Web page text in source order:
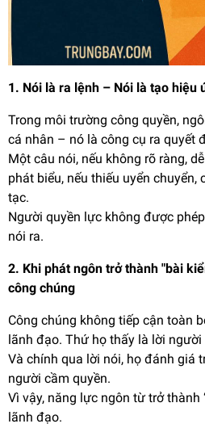
1. Nói là ra lệnh – Nói là tạo hiệu
Trong môi trường công quyền,
cá nhân – nó là công cụ ra quyết
Một câu nói, nếu không rõ ràng,
phát biểu, nếu thiếu uyển chuyển,
tạc.
Người quyền lực không được
nói ra.
2. Khi phát ngôn trở thành "bài
công chúng
Công chúng không tiếp cận toàn
lãnh đạo. Thứ họ thấy là lời người
Và chính qua lời nói, họ đánh giá
người cầm quyền.
Vì vậy, năng lực ngôn từ trở thành
lãnh đạo.